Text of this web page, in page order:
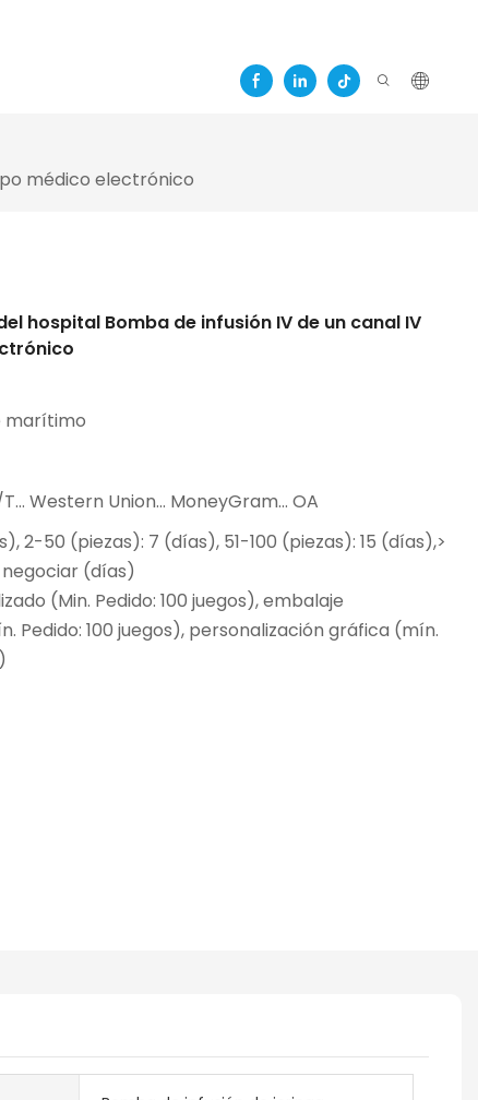
médico electrónico
hospital Bomba de infusión IV de un canal IV
marítimo
T... Western Union... MoneyGram... OA
2-50 (piezas): 7 (días), 51-100 (piezas): 15 (días),>
(días)
(Min. Pedido: 100 juegos), embalaje
Pedido: 100 juegos), personalización gráfica (mín.